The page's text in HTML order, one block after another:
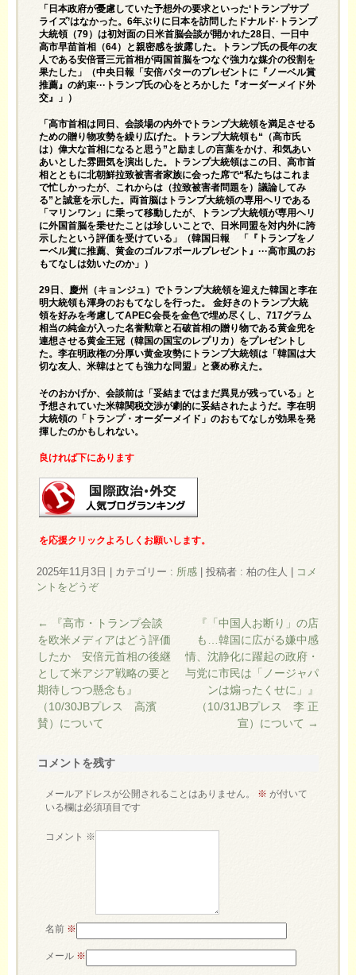
「日本政府が憂慮していた予想外の要求といった‘トランプサプ
ライズ’はなかった。6年ぶりに日本を訪問したドナルド·トランプ
大統領（79）は初対面の日米首脳会談が開かれた28日、一日中
高市早苗首相（64）と親密感を披露した。トランプ氏の長年の友
人である安倍晋三元首相が両国首脳をつなぐ強力な媒介の役割を
果たした」（中央日報「安倍パターのプレゼントに『ノーベル賞
推薦』の約束···トランプ氏の心をとろかした『オーダーメイド外
交』」）
「高市首相は同日、会談場の内外でトランプ大統領を満足させる
ための贈り物攻勢を繰り広げた。トランプ大統領も“（高市氏
は）偉大な首相になると思う”と励ましの言葉をかけ、和気あい
あいとした雰囲気を演出した。トランプ大統領はこの日、高市首
相とともに北朝鮮拉致被害者家族に会った席で“私たちはこれま
で忙しかったが、これからは（拉致被害者問題を）議論してみ
る”と誠意を示した。両首脳はトランプ大統領の専用ヘリである
「マリンワン」に乗って移動したが、トランプ大統領が専用ヘリ
に外国首脳を乗せたことは珍しいことで、日米同盟を対内外に誇
示したという評価を受けている」（韓国日報 「『トランプをノ
ーベル賞に推薦、黄金のゴルフボールプレゼント』···高市風のお
もてなしは効いたのか」）
29日、慶州（キョンジュ）でトランプ大統領を迎えた韓国と李在
明大統領も渾身のおもてなしを行った。 金好きのトランプ大統
領を好みを考慮してAPEC会長を金色で埋め尽くし、717グラム
相当の純金が入った名誉勲章と石破首相の贈り物である黄金兜を
連想させる黄金王冠（韓国の国宝のレプリカ）をプレゼントし
た。李在明政権の分厚い黄金攻勢にトランプ大統領は「韓国は大
切な友人、米韓はとても強力な同盟」と褒め称えた。
そのおかげか、会談前は「妥結まではまだ異見が残っている」と
予想されていた米韓関税交渉が劇的に妥結されたようだ。李在明
大統領の「トランプ・オーダーメイド」のおもてなしが効果を発
揮したのかもしれない。
良ければ下にあります
を応援クリックよろしくお願いします。
2025年11月3日 カテゴリー : 所感 投稿者 : 柏の住人
コメ
ントをどうぞ
←
『高市・トランプ会談
を欧米メディアはどう評価
したか 安倍元首相の後継
として米アジア戦略の要と
期待しつつ懸念も』
（10/30JBプレス 高濱
賛）について
『「中国人お断り」の店
も…韓国に広がる嫌中感
情、沈静化に躍起の政府・
与党に市民は「ノージャパ
ンは煽ったくせに」』
（10/31JBプレス 李 正
宣）について →
コメントを残す
メールアドレスが公開されることはありません。 ※ が付いて
いる欄は必須項目です
コメント ※
名前 ※
メール ※